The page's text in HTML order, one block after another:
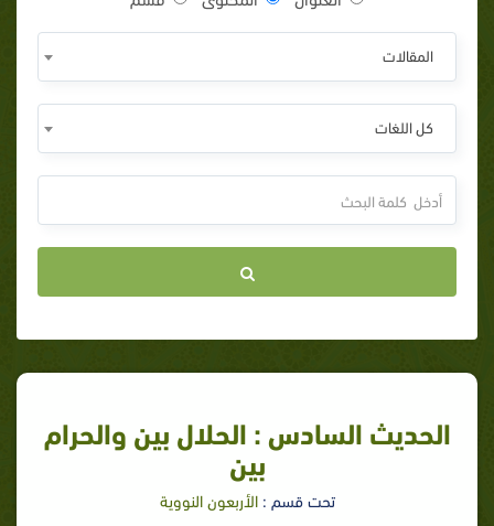
المقالات
كل اللغات
الحديث السادس : الحلال بين والحرام
بين
تحت قسم :الأربعون النووية